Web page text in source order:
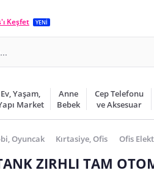
Keşfet YENİ
Ev, Yaşam,
Market
Anne
Bebek
Cep Telefonu
ve Aksesuar
Oyuncak Kırtasiye, Ofis Ofis
ZIRHLI TAM